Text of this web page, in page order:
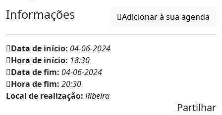
Informações Adicionar à sua agenda
Data de início: 04-06-2024
Hora de início: 18:30
Data de fim: 04-06-2024
Hora de fim: 20:30
Local de realização: Ribeira
Partilhar